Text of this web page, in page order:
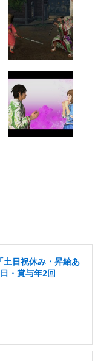
日祝休み・昇給あ
・賞与年2回